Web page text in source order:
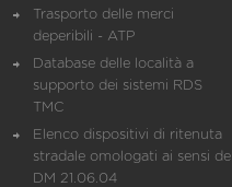
Trasporto delle merci
deperibili - ATP
Database delle località a
supporto dei sistemi RDS
TMC
Elenco dispositivi di ritenuta
stradale omologati ai sensi del
DM 21.06.04